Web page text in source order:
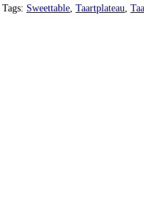
Tags: Sweettable Taartplateau